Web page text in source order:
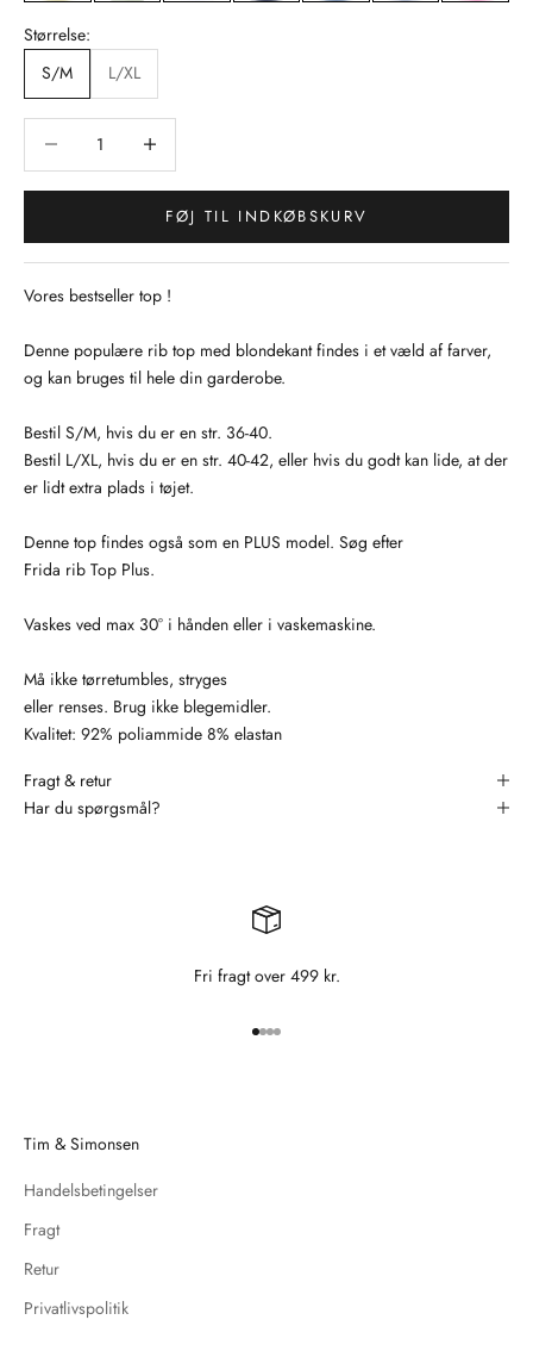
Størrelse:
S/M
L/XL
FØJ TIL INDKØBSKURV
Vores bestseller top !
Denne populære rib top med blondekant findes i et væld af farver,
og kan bruges til hele din garderobe.
Bestil S/M, hvis du er en str. 36-40.
Bestil L/XL, hvis du er en str. 40-42, eller hvis du godt kan lide, at der
er lidt extra plads i tøjet.
Denne top findes også som en PLUS model. Søg efter
Frida rib Top Plus.
Vaskes ved max 30° i hånden eller i vaskemaskine.
Må ikke tørretumbles, stryges
eller renses. Brug ikke blegemidler.
Kvalitet: 92% poliammide 8% elastan
Fragt & retur
Har du spørgsmål?
Fri fragt over 499 kr.
Gå til element 1
Gå til element 2
Gå til element 3
Gå til element 4
Tim & Simonsen
Handelsbetingelser
Fragt
Retur
Privatlivspolitik